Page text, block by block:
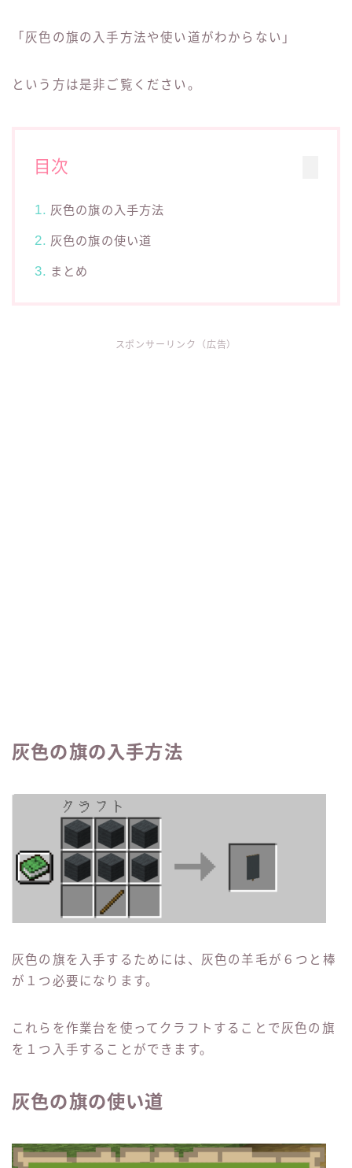
「灰色の旗の入手方法や使い道がわからない」
という方は是非ご覧ください。
目次
灰色の旗の入手方法
灰色の旗の使い道
まとめ
スポンサーリンク（広告）
灰色の旗の入手方法
灰色の旗を入手するためには、灰色の羊毛が６つと棒
が１つ必要になります。
これらを作業台を使ってクラフトすることで灰色の旗
を１つ入手することができます。
灰色の旗の使い道